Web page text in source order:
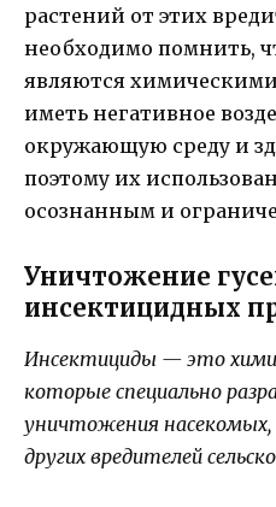
растений от этих
необходимо помнить,
являются
иметь негативное
окружающую среду и
поэтому их
осознанным и
Уничтожение
инсектицидных
Инсектициды — это
которые специально
уничтожения насекомых,
других вредителей